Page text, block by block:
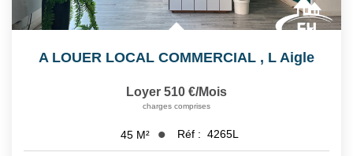
A LOUER LOCAL COMMERCIAL , L Aigle
Loyer 510 €/mois
charges comprises
45 M² Réf : 4265L